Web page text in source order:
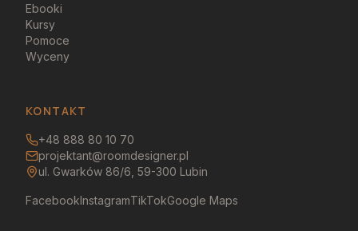
Ebooki
Kursy
Pomoce
Wyceny
KONTAKT
+48 888 80 10 70
projektant@roomdesigner.pl
ul. Gwarków 86/6, 59-300 Lubin
FacebookInstagramTikTokGoogle Maps